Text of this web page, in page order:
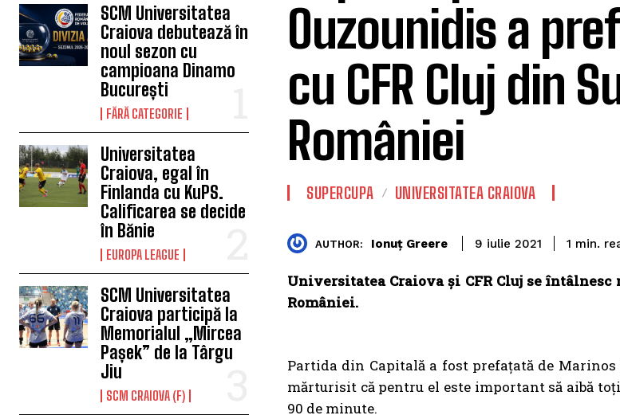
SCM Universitatea
Craiova debutează în
noul sezon cu
campioana Dinamo
București
FĂRĂ CATEGORIE
Universitatea
Craiova, egal în
Finlanda cu KuPS.
Calificarea se decide
în Bănie
EUROPA LEAGUE
SCM Universitatea
Craiova participă la
Memorialul „Mircea
Pașek” de la Târgu
Jiu
SCM CRAIOVA (F)
Ouzounidis a
cu CFR Cluj din
României
SUPERCUPA UNIVERSITATEA CRAIOVA
AUTHOR: Ionuț Greere 9 iulie 2021 1 min.
Universitatea Craiova și CFR Cluj se întâlnesc
României.
Partida din Capitală a fost prefațată de
mărturisit că pentru el este important să aibă
90 de minute.